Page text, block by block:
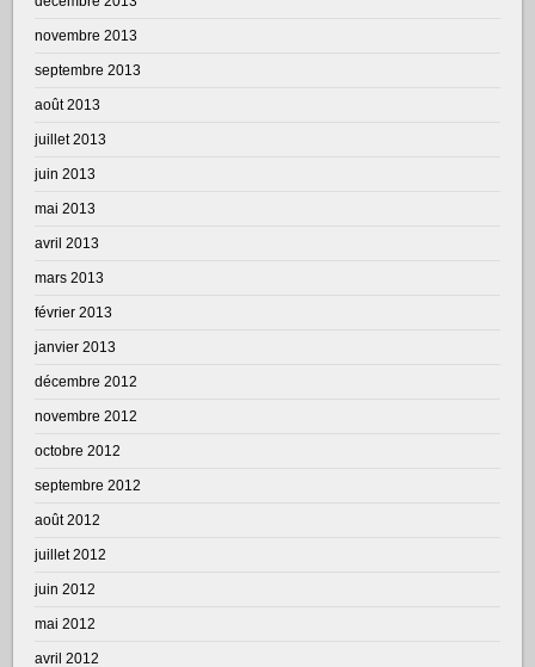
novembre 2013
septembre 2013
août 2013
juillet 2013
juin 2013
mai 2013
avril 2013
mars 2013
février 2013
janvier 2013
décembre 2012
novembre 2012
octobre 2012
septembre 2012
août 2012
juillet 2012
juin 2012
mai 2012
avril 2012